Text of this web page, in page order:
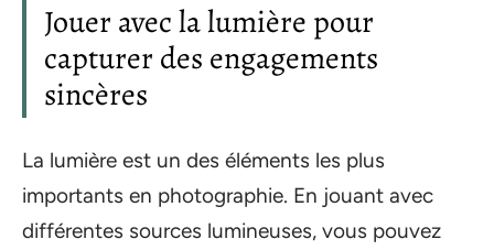
Jouer avec la lumière pour
capturer des engagements
sincères
La lumière est un des éléments les plus
importants en photographie. En jouant avec
différentes sources lumineuses, vous pouvez